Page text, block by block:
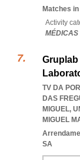
Matches
Activity
MÉDICAS
TV DA
DAS
MIGUEL,
MIGUEL
SA